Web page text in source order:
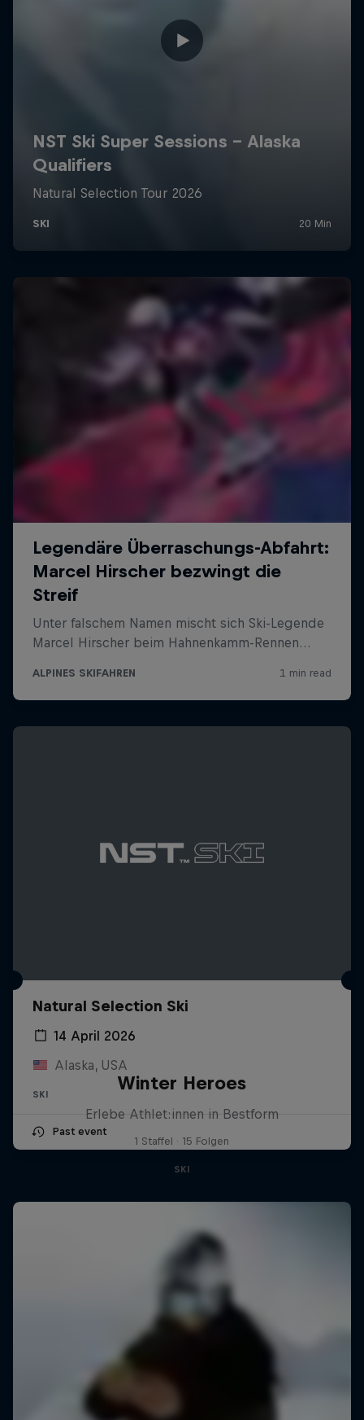
Natural Selection Ski
14 April 2026
Alaska, USA
SKI
Past event
Winter Heroes
Erlebe Athlet:innen in Bestform
1 Staffel · 15 Folgen
SKI